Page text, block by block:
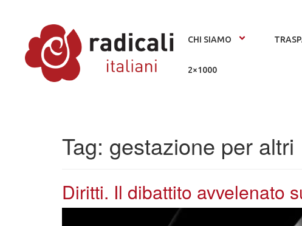
CHI SIAMO
2×1000
Tag: gestazione per altri
Diritti. Il dibattito avvelenato